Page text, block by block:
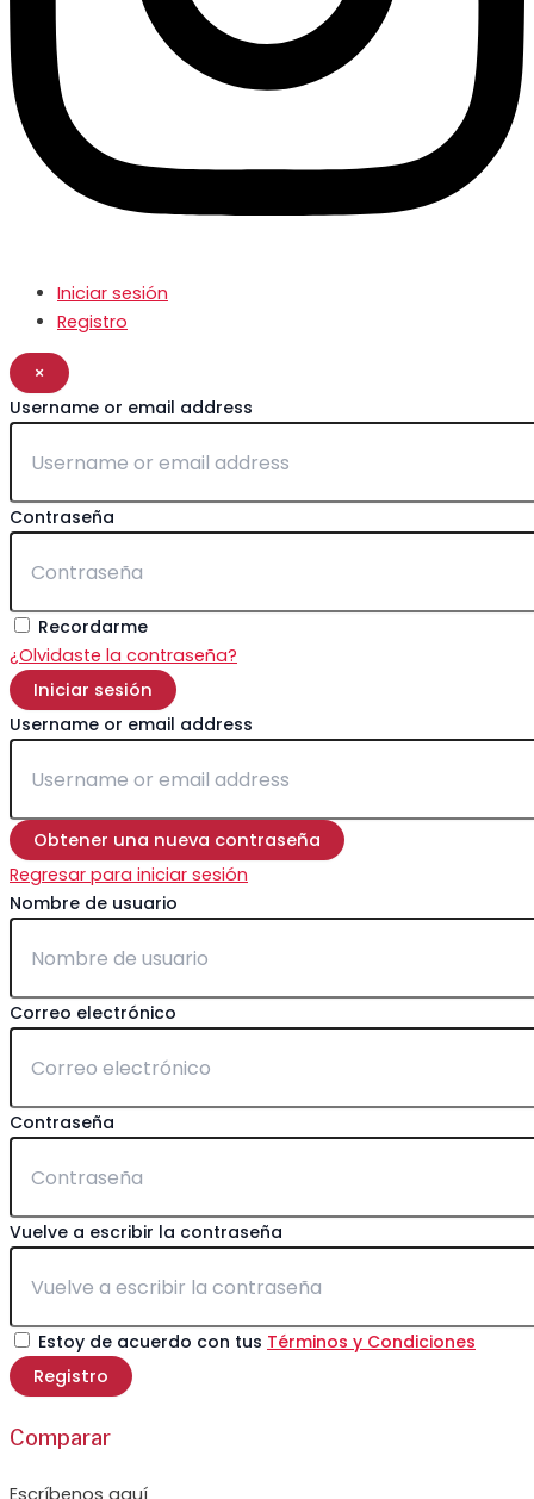
Iniciar sesión
Registro
×
Username or email address
Contraseña
Recordarme
¿Olvidaste la contraseña?
Iniciar sesión
Username or email address
Obtener una nueva contraseña
Regresar para iniciar sesión
Nombre de usuario
Correo electrónico
Contraseña
Vuelve a escribir la contraseña
Estoy de acuerdo con tus Términos y Condiciones
Registro
Comparar
Escríbenos aquí